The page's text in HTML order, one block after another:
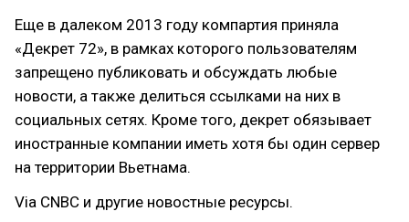
Еще в далеком 2013 году компартия приняла
«Декрет 72», в рамках которого пользователям
запрещено публиковать и обсуждать любые
новости, а также делиться ссылками на них в
социальных сетях. Кроме того, декрет обязывает
иностранные компании иметь хотя бы один сервер
на территории Вьетнама.
Via CNBC и другие новостные ресурсы.